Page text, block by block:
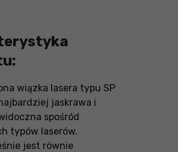
wiązka lasera typu SP
jaskrawa i
spośród
typów laserów.
jest równie